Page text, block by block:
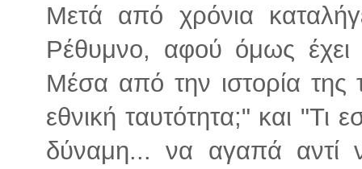
Μετά από χρόνια
Ρέθυμνο, αφού όμως έχει
Μέσα από την ιστορία της
εθνική ταυτότητα;" και "Τι
δύναμη... να αγαπά αντί